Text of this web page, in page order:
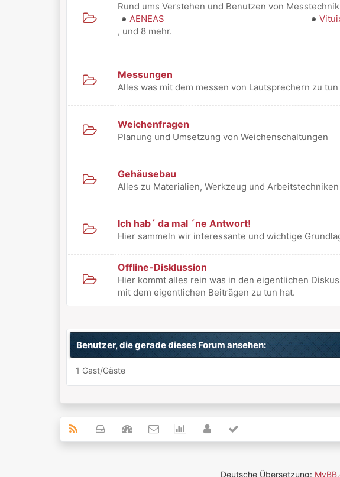
Rund ums Verstehen und Benutzen von
AENEAS
, und 8 mehr.
Messungen
Alles was mit dem messen von Lautsprechern zu tun
Weichenfragen
Planung und Umsetzung von Weichenschaltungen
Gehäusebau
Alles zu Materialien, Werkzeug und Arbeitstechniken
Ich hab´ da mal ´ne Antwort!
Hier sammeln wir interessante und wichtige
Offline-Disklussion
Hier kommt alles rein was in den eigentlichen
mit dem eigentlichen Beiträgen zu tun hat.
Benutzer, die gerade dieses Forum ansehen:
1 Gast/Gäste
Deutsche Übersetzung: